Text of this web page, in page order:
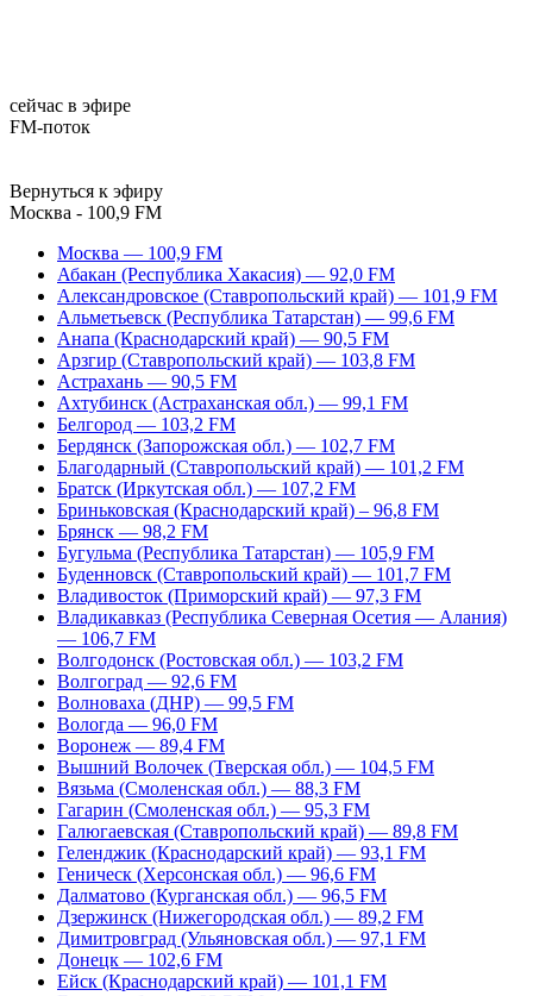
сейчас в эфире
FM-поток
Вернуться к эфиру
Москва - 100,9 FM
Москва — 100,9 FM
Абакан (Республика Хакасия) — 92,0 FM
Александровское (Ставропольский край) — 101,9 FM
Альметьевск (Республика Татарстан) — 99,6 FM
Анапа (Краснодарский край) — 90,5 FM
Арзгир (Ставропольский край) — 103,8 FM
Астрахань — 90,5 FM
Ахтубинск (Астраханская обл.) — 99,1 FM
Белгород — 103,2 FM
Бердянск (Запорожская обл.) — 102,7 FM
Благодарный (Ставропольский край) — 101,2 FM
Братск (Иркутская обл.) — 107,2 FM
Бриньковская (Краснодарский край) – 96,8 FM
Брянск — 98,2 FM
Бугульма (Республика Татарстан) — 105,9 FM
Буденновск (Ставропольский край) — 101,7 FM
Владивосток (Приморский край) — 97,3 FM
Владикавказ (Республика Северная Осетия — Алания)
— 106,7 FM
Волгодонск (Ростовская обл.) — 103,2 FM
Волгоград — 92,6 FM
Волноваха (ДНР) — 99,5 FM
Вологда — 96,0 FM
Воронеж — 89,4 FM
Вышний Волочек (Тверская обл.) — 104,5 FM
Вязьма (Смоленская обл.) — 88,3 FM
Гагарин (Смоленская обл.) — 95,3 FM
Галюгаевская (Ставропольский край) — 89,8 FM
Геленджик (Краснодарский край) — 93,1 FM
Геническ (Херсонская обл.) — 96,6 FM
Далматово (Курганская обл.) — 96,5 FM
Дзержинск (Нижегородская обл.) — 89,2 FM
Димитровград (Ульяновская обл.) — 97,1 FM
Донецк — 102,6 FM
Ейск (Краснодарский край) — 101,1 FM